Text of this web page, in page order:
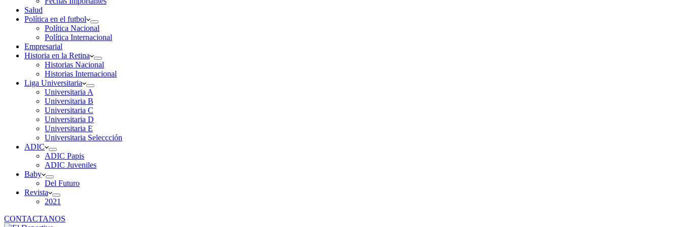
Salud
Política en el futbol
Política Nacional
Política Internacional
Empresarial
Historia en la Retina
Historias Nacional
Historias Internacional
Liga Universitaria
Universitaria A
Universitaria B
Universitaria C
Universitaria D
Universitaria E
Universitaria Seleccción
ADIC
ADIC Papis
ADIC Juveniles
Baby
Del Futuro
Revista
2021
CONTACTANOS